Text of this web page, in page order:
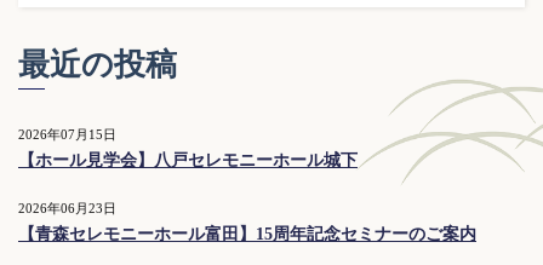
最近の投稿
2026年07月15日
【ホール見学会】八戸セレモニーホール城下
2026年06月23日
【青森セレモニーホール富田】15周年記念セミナーのご案内